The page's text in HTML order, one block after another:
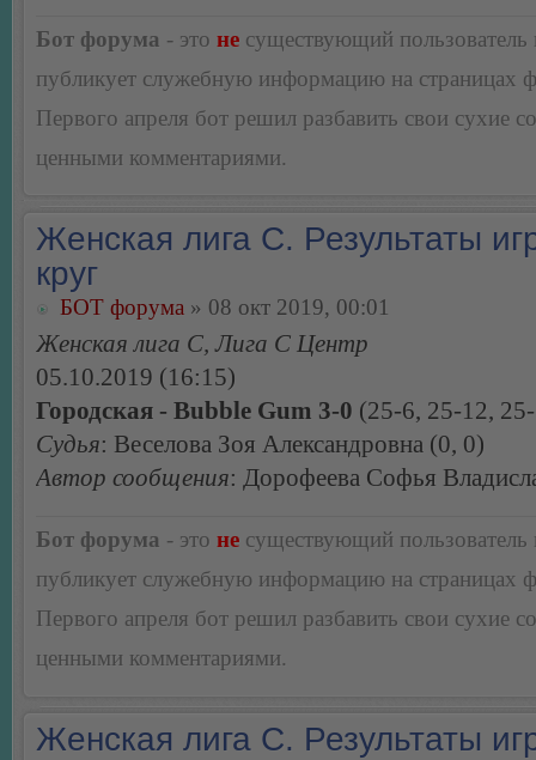
Бот форума - это не существующий пользователь
публикует служебную информацию на страницах
Первого апреля бот решил разбавить свои сухие
ценными комментариями.
Женская лига С. Результаты
круг
БОТ форума » 08 окт 2019, 00:01
Женская лига С, Лига С Центр
05.10.2019 (16:15)
Городская - Bubble Gum 3-0 (25-6, 25-12,
Судья: Веселова Зоя Александровна (0, 0)
Автор сообщения: Дорофеева Софья
Бот форума - это не существующий пользователь
публикует служебную информацию на страницах
Первого апреля бот решил разбавить свои сухие
ценными комментариями.
Женская лига С. Результаты